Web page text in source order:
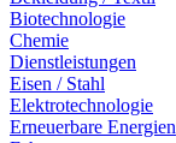
Biotechnologie
Chemie
Dienstleistungen
Eisen / Stahl
Elektrotechnologie
Erneuerbare Energien